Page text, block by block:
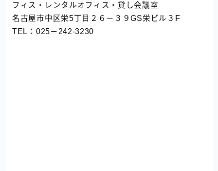
フィス・レンタルオフィス・貸し会議室
名古屋市中区栄5丁目２６－３９GS栄ビル３F
TEL：025－242-3230